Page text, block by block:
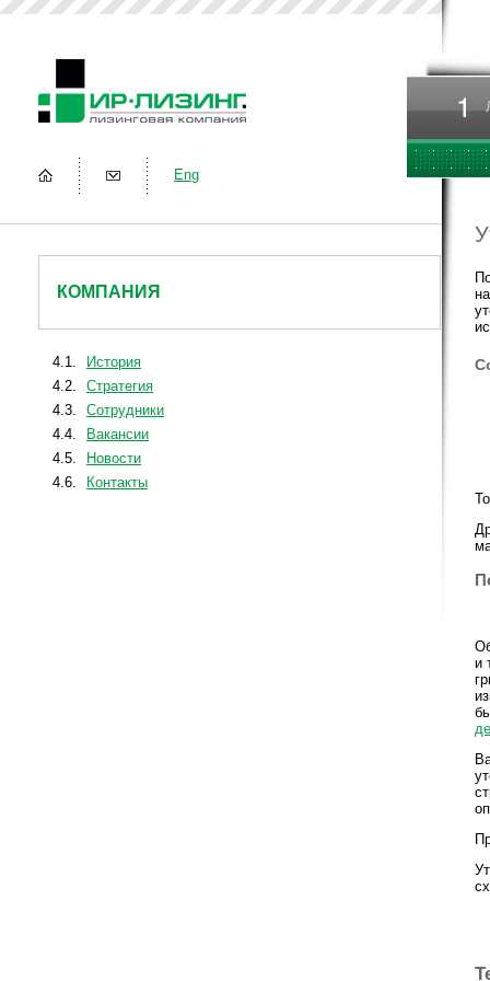
Eng
КОМПАНИЯ
4.1.
История
4.2.
Стратегия
4.3.
Сотрудники
4.4.
Вакансии
4.5.
Новости
4.6.
Контакты
и